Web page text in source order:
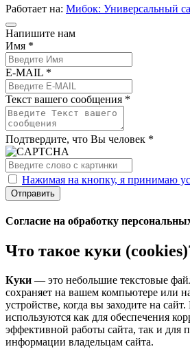
Работает на: Мибок: Универсальный
Напишите нам
Имя *
E-MAIL *
Текст вашего сообщения *
Подтвердите, что Вы человек *
Нажимая на кнопку, я принимаю
Отправить
Согласие на обработку
Что такое куки
Куки — это небольшие текстовые
сохраняет на вашем компьютере или
устройстве, когда вы заходите на
используются как для обеспечения
эффективной работы сайта, так и для
информации владельцам сайта.